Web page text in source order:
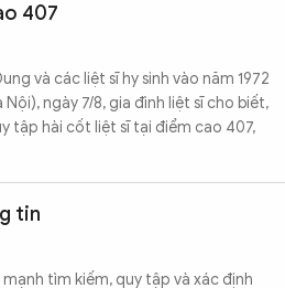
407
và các liệt sĩ hy sinh vào năm 1972
ngày 7/8, gia đình liệt sĩ cho biết,
tập hài cốt liệt sĩ tại điểm cao 407,
tin
tìm kiếm, quy tập và xác định